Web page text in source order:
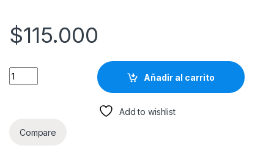
$115.000
Atlas Y Geografia Del Mundo - Circulo De Lectores quantity
Añadir al carrito
Add to wishlist
Compare